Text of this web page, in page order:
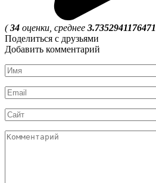
(34 оценки, среднее 3.7352941176471
Поделиться с друзьями
Добавить комментарий
Имя
Email
Сайт
Комментарий